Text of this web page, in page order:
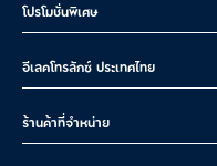
โปรโมชั่นพิเศษ
อีเลคโทรลักซ์ ประเทศไทย
ร้านค้าที่จำหน่าย